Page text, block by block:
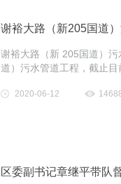
谢裕大路（新205国道
谢裕大路（新 205国道）
道）污水管道工程，截止
2020-06-12
区委副书记章继平带队